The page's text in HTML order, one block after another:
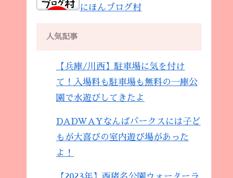
にほんブログ村
人気記事
【兵庫/川西】駐車場に気を付け
て！入場料も駐車場も無料の一庫公
園で水遊びしてきたよ
DADWAYなんばパークスには子ど
もが大喜びの室内遊び場があった
よ！